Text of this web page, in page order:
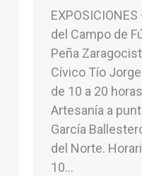
del Campo de
Peña
Cívico Tío
de 10 a 20
Artesanía a
García
del Norte.
10…